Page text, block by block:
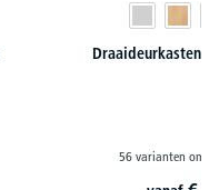
Draaideurkasten
56 varianten om